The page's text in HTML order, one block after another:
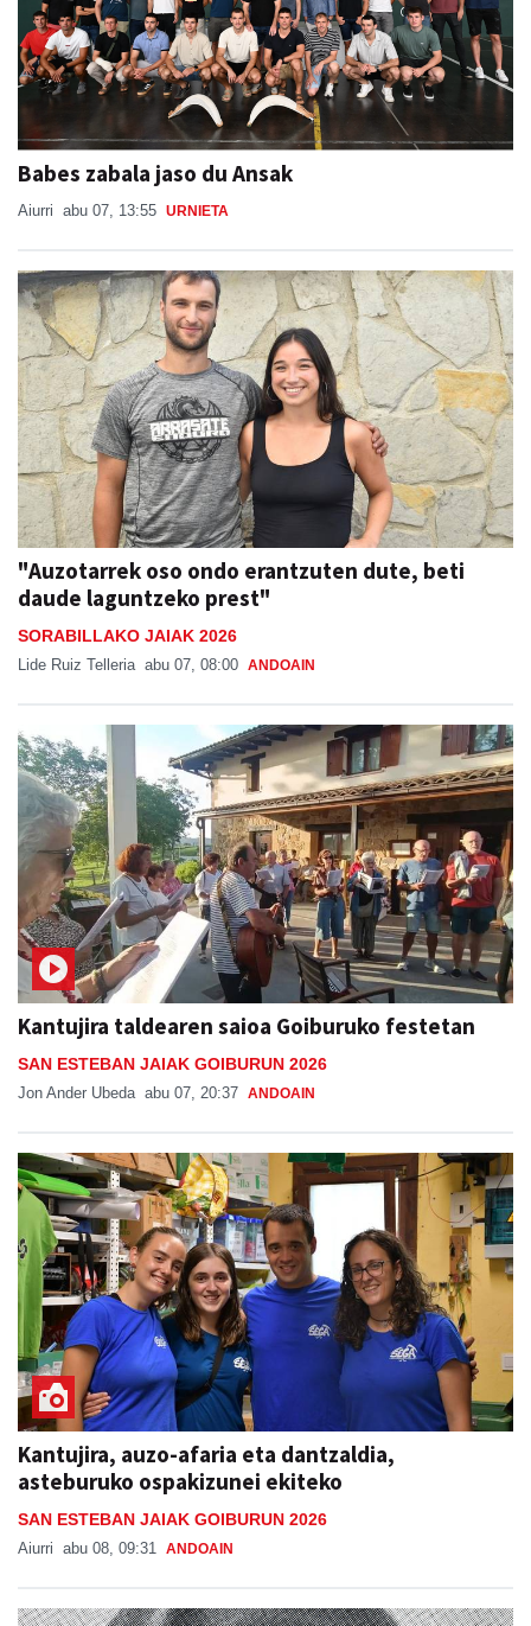
Babes zabala jaso du Ansak
Aiurri abu 07, 13:55 URNIETA
"Auzotarrek oso ondo erantzuten dute, beti
daude laguntzeko prest"
SORABILLAKO JAIAK 2026
Lide Ruiz Telleria abu 07, 08:00 ANDOAIN
Kantujira taldearen saioa Goiburuko festetan
SAN ESTEBAN JAIAK GOIBURUN 2026
Jon Ander Ubeda abu 07, 20:37 ANDOAIN
Kantujira, auzo-afaria eta dantzaldia,
asteburuko ospakizunei ekiteko
SAN ESTEBAN JAIAK GOIBURUN 2026
Aiurri abu 08, 09:31 ANDOAIN